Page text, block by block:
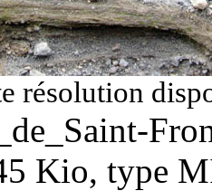
résolution
Kio, type